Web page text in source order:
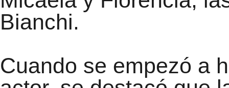
Bianchi.
Cuando se empezó a